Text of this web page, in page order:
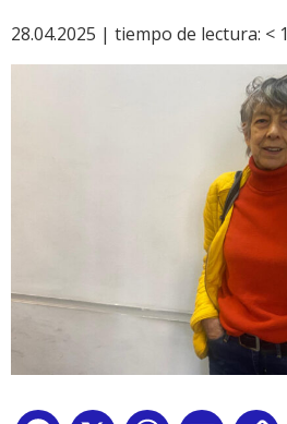
28.04.2025 | tiempo de lectura: < 1